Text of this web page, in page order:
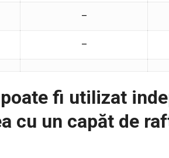
–
–
fi utilizat
cu un capăt de